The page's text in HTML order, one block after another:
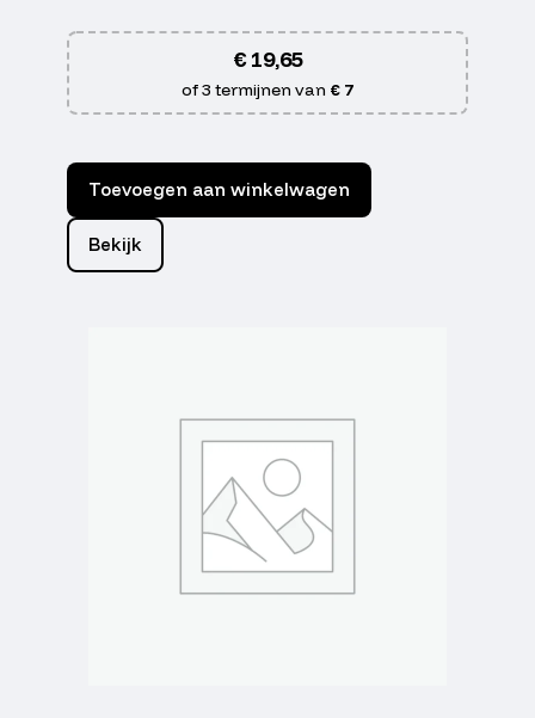
€19,65
of 3 termijnen van € 7
Toevoegen aan winkelwagen
Bekijk